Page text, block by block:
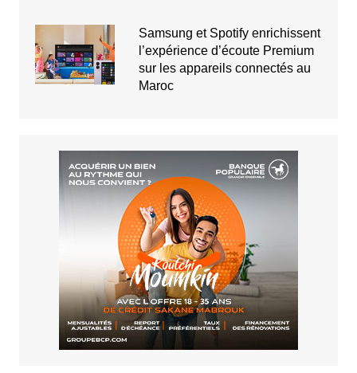
Samsung et Spotify enrichissent
l’expérience d’écoute Premium
sur les appareils connectés au
Maroc